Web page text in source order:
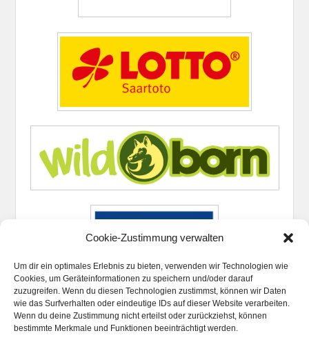
Cookie-Zustimmung verwalten
Um dir ein optimales Erlebnis zu bieten, verwenden wir Technologien wie
Cookies, um Geräteinformationen zu speichern und/oder darauf
zuzugreifen. Wenn du diesen Technologien zustimmst, können wir Daten
wie das Surfverhalten oder eindeutige IDs auf dieser Website verarbeiten.
Wenn du deine Zustimmung nicht erteilst oder zurückziehst, können
bestimmte Merkmale und Funktionen beeinträchtigt werden.